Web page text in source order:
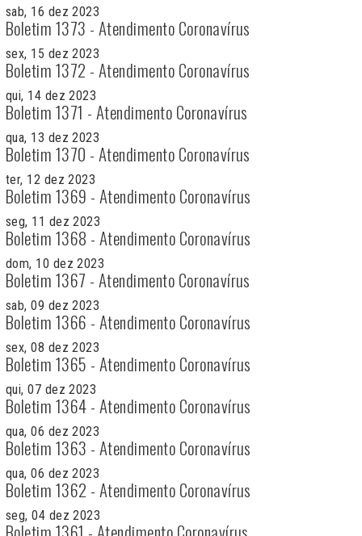
sab, 16 dez 2023
Boletim 1373 - Atendimento Coronavírus
sex, 15 dez 2023
Boletim 1372 - Atendimento Coronavírus
qui, 14 dez 2023
Boletim 1371 - Atendimento Coronavírus
qua, 13 dez 2023
Boletim 1370 - Atendimento Coronavírus
ter, 12 dez 2023
Boletim 1369 - Atendimento Coronavírus
seg, 11 dez 2023
Boletim 1368 - Atendimento Coronavírus
dom, 10 dez 2023
Boletim 1367 - Atendimento Coronavírus
sab, 09 dez 2023
Boletim 1366 - Atendimento Coronavírus
sex, 08 dez 2023
Boletim 1365 - Atendimento Coronavírus
qui, 07 dez 2023
Boletim 1364 - Atendimento Coronavírus
qua, 06 dez 2023
Boletim 1363 - Atendimento Coronavírus
qua, 06 dez 2023
Boletim 1362 - Atendimento Coronavírus
seg, 04 dez 2023